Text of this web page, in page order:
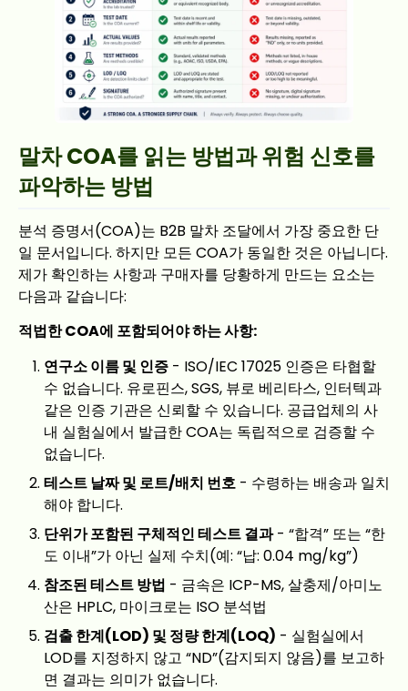
말차 COA를 읽는 방법과 위험 신호를
파악하는 방법
분석 증명서(COA)는 B2B 말차 조달에서 가장 중요한 단
일 문서입니다. 하지만 모든 COA가 동일한 것은 아닙니다.
제가 확인하는 사항과 구매자를 당황하게 만드는 요소는
다음과 같습니다:
적법한 COA에 포함되어야 하는 사항:
연구소 이름 및 인증 - ISO/IEC 17025 인증은 타협할
수 없습니다. 유로핀스, SGS, 뷰로 베리타스, 인터텍과
같은 인증 기관은 신뢰할 수 있습니다. 공급업체의 사
내 실험실에서 발급한 COA는 독립적으로 검증할 수
없습니다.
테스트 날짜 및 로트/배치 번호 - 수령하는 배송과 일치
해야 합니다.
단위가 포함된 구체적인 테스트 결과- “합격” 또는 “한
도 이내”가 아닌 실제 수치(예: “납: 0.04 mg/kg”)
참조된 테스트 방법 - 금속은 ICP-MS, 살충제/아미노
산은 HPLC, 마이크로는 ISO 분석법
검출 한계(LOD) 및 정량 한계(LOQ) - 실험실에서
LOD를 지정하지 않고 “ND”(감지되지 않음)를 보고하
면 결과는 의미가 없습니다.